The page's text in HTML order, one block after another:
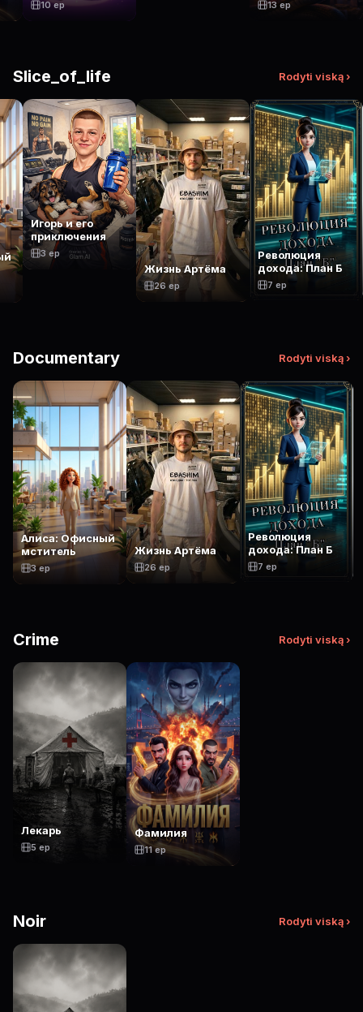
10 ep 13 ep
Slice_of_life Rodyti viską ›
Игорь и его
приключения
3 ep
Жизнь Артёма
26 ep
Революция
дохода: План Б
7 ep
Documentary Rodyti viską ›
Алиса: Офисный
мститель
3 ep
Жизнь Артёма
26 ep
Революция
дохода: План Б
7 ep
Crime Rodyti viską ›
Лекарь
5 ep
Фамилия
11 ep
Noir Rodyti viską ›